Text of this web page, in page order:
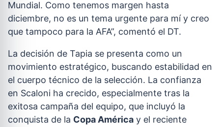
Mundial. Como tenemos margen hasta
diciembre, no es un tema urgente para mí y creo
que tampoco para la AFA”, comentó el DT.
La decisión de Tapia se presenta como un
movimiento estratégico, buscando estabilidad en
el cuerpo técnico de la selección. La confianza
en Scaloni ha crecido, especialmente tras la
exitosa campaña del equipo, que incluyó la
conquista de la Copa América y el reciente